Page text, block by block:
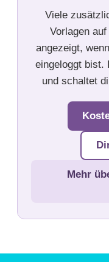
Viele
Vorlagen
angezeigt,
eingeloggt bist.
und schaltet
Mehr